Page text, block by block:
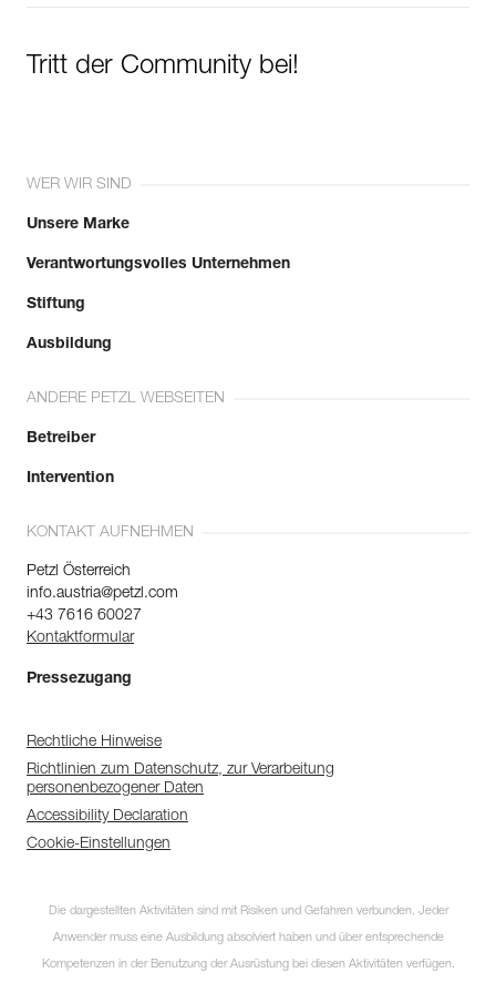
Tritt der Community bei!
WER WIR SIND
Unsere Marke
Verantwortungsvolles Unternehmen
Stiftung
Ausbildung
ANDERE PETZL WEBSEITEN
Betreiber
Intervention
KONTAKT AUFNEHMEN
Petzl Österreich
info.austria@petzl.com
+43 7616 60027
Kontaktformular
Pressezugang
Rechtliche Hinweise
Richtlinien zum Datenschutz, zur Verarbeitung
personenbezogener Daten
Accessibility Declaration
Cookie-Einstellungen
Die dargestellten Aktivitäten sind mit Risiken und Gefahren verbunden. Jeder
Anwender muss eine Ausbildung absolviert haben und über entsprechende
Kompetenzen in der Benutzung der Ausrüstung bei diesen Aktivitäten verfügen.